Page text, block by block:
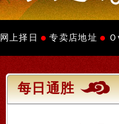
网上择日 专卖店地址
每日通胜